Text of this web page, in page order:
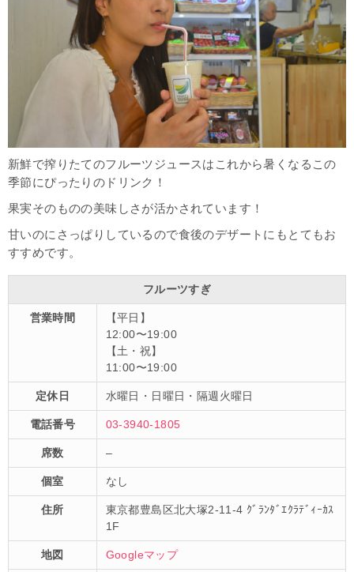
新鮮で搾りたてのフルーツジュースはこれから暑くなるこの
季節にぴったりのドリンク！
果実そのものの美味しさが活かされています！
甘いのにさっぱりしているので食後のデザートにもとてもお
すすめです。
フルーツすぎ
営業時間
【平日】
12:00〜19:00
【土・祝】
11:00〜19:00
定休日 水曜日・日曜日・隔週火曜日
電話番号 03-3940-1805
席数 –
個室 なし
住所
東京都豊島区北大塚2-11-4 ｸﾞﾗﾝﾀﾞｴｸﾗﾃﾞｨｰｶｽ
1F
地図 Googleマップ